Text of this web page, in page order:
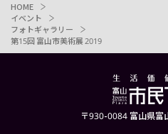
HOME
イベント
フォトギャラリー
第15回 富山市美術展 2019
〒930-0084 富山県富